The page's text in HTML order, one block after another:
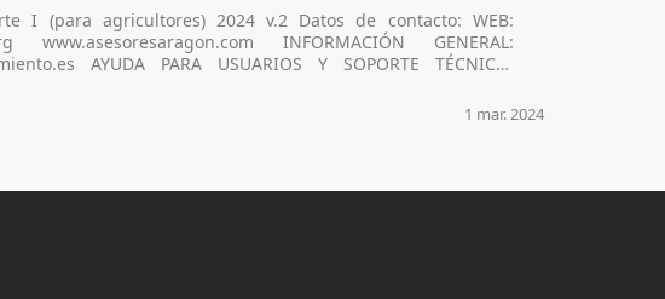
2024 v.2 Datos de contacto: WEB:
AYUDA PARA USUARIOS Y SOPORTE TÉCNICO:
1 mar. 2024